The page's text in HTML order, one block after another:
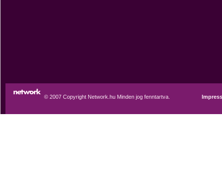
© 2007 Copyright Network.hu Minden jog fenntartva.